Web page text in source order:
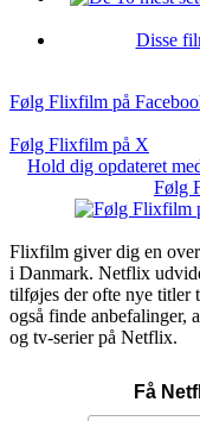
Disse
Følg Flixfilm på
Følg Flixfilm på X
Hold dig opdateret
Følg
Flixfilm giver dig en
i Danmark. Netflix
tilføjes der ofte nye titler
også finde anbefalinger,
og tv-serier på Netflix.
Få